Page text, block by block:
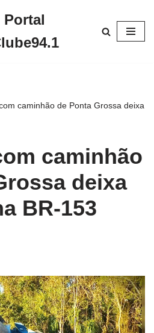
Portal
caminhão de Ponta Grossa deixa
caminhão
deixa
BR-153